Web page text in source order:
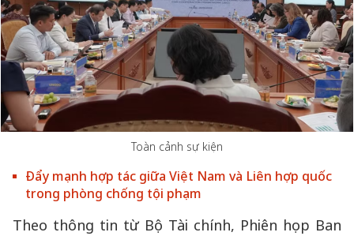
Toàn cảnh sự kiện
Đẩy mạnh hợp tác giữa Việt Nam và Liên hợp quốc
trong phòng chống tội phạm
Theo thông tin từ Bộ Tài chính, Phiên họp Ban